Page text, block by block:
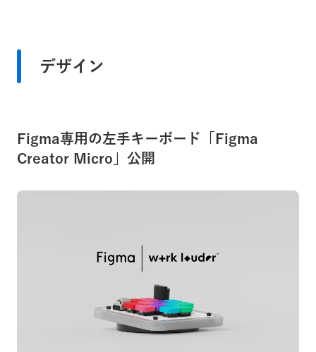
デザイン
Figma専用の左手キーボード「Figma
Creator Micro」公開